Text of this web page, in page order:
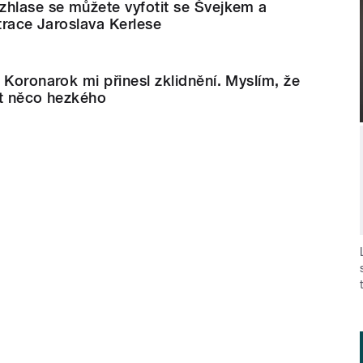
se můžete vyfotit se Švejkem a
Jaroslava Kerlese
mi přinesl zklidnění. Myslím, že
hezkého